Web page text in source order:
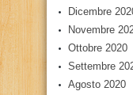
Dicembre
Novembre
Ottobre 2020
Settembre
Agosto 2020